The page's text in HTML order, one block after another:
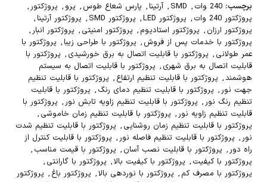
برچسب: 240 وات ,
SMD
, آرتینا , پارس شعاع طوس , پرو, پروژکتور,
پروژکتور 240 وات
, پروژکتور LED , پروژکتور SMD , پروژکتور آرتینا ,
پروژکتور ارزان , پروژکتور استادیوم , پروژکتور امنیتی , پروژکتور انبار,
پروژکتور با خدمات پس از فروش , پروژکتور با طراحی زیبا , پروژکتور با
عمر طولانی , پروژکتور با قابلیت اتصال به برق خورشیدی , پروژکتور با
قابلیت اتصال به برق شهری , پروژکتور با قابلیت اتصال به سیستم
هوشمند, پروژکتور با قابلیت تنظیم ارتفاع , پروژکتور با قابلیت تنظیم
جهت نور, پروژکتور با قابلیت تنظیم دمای رنگ , پروژکتور با قابلیت
تنظیم رنگ نور, پروژکتور با قابلیت تنظیم زاویه تابش نور, پروژکتور با
قابلیت تنظیم زاویه نور, پروژکتور با قابلیت تنظیم زمان خاموشی ,
پروژکتور با قابلیت تنظیم زمان روشنایی , پروژکتور با قابلیت تنظیم شدت
نور, پروژکتور با قابلیت تنظیم فاصله نور, پروژکتور با قابلیت کنترل از
راه دور, پروژکتور با قابلیت نصب آسان , پروژکتور با قیمت مناسب ,
پروژکتور با کیفیت , پروژکتور با کیفیت بالا, پروژکتور با گارانتی ,
پروژکتور با مصرف کم , پروژکتور با نوردهی بالا, پروژکتور باغ , پروژکتور